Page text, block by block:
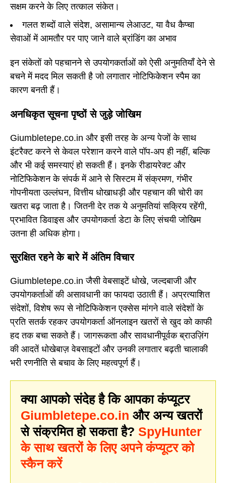
सक्षम करने के लिए तत्काल संकेत।
गलत शब्दों वाले संदेश, असामान्य लेआउट, या वैध कैप्चा
सेवाओं में आमतौर पर पाए जाने वाले ब्रांडिंग का अभाव
इन संकेतों को पहचानने से उपयोगकर्ताओं को ऐसी अनुमतियाँ देने से
बचने में मदद मिल सकती है जो लगातार नोटिफिकेशन स्पैम का
कारण बनती हैं।
अनधिकृत सूचना पृष्ठों से जुड़े जोखिम
Giumbletepe.co.in और इसी तरह के अन्य पेजों के साथ
इंटरैक्ट करने से केवल परेशान करने वाले पॉप-अप ही नहीं, बल्कि
और भी कई समस्याएं हो सकती हैं। इनके रीडायरेक्ट और
नोटिफिकेशन के संपर्क में आने से सिस्टम में संक्रमण, गंभीर
गोपनीयता उल्लंघन, वित्तीय धोखाधड़ी और पहचान की चोरी का
खतरा बढ़ जाता है। जितनी देर तक ये अनुमतियां सक्रिय रहेंगी,
प्रभावित डिवाइस और उपयोगकर्ता डेटा के लिए संचयी जोखिम
उतना ही अधिक होगा।
सुरक्षित रहने के बारे में अंतिम विचार
Giumbletepe.co.in जैसी वेबसाइटें धोखे, जल्दबाजी और
उपयोगकर्ताओं की असावधानी का फायदा उठाती हैं। अप्रत्याशित
संदेशों, विशेष रूप से नोटिफिकेशन एक्सेस मांगने वाले संदेशों के
प्रति सतर्क रहकर उपयोगकर्ता ऑनलाइन खतरों से खुद को काफी
हद तक बचा सकते हैं। जागरूकता और सावधानीपूर्वक ब्राउज़िंग
की आदतें धोखेबाज़ वेबसाइटों और उनकी लगातार बढ़ती चालाकी
भरी रणनीति से बचाव के लिए महत्वपूर्ण हैं।
क्या आपको संदेह है कि आपका कंप्यूटर
Giumbletepe.co.in और अन्य खतरों
से संक्रमित हो सकता है? SpyHunter
के साथ खतरों के लिए अपने कंप्यूटर को
स्कैन करें